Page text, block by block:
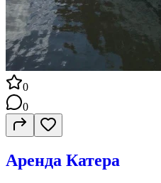
0
0
Аренда Катера